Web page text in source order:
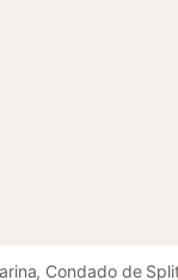
Condado de